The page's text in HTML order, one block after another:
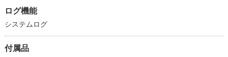
ログ機能
システムログ
付属品